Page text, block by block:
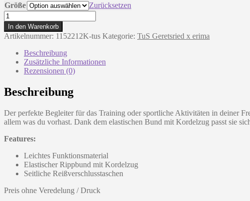
war:
€29,99
ist:
€21,99.
Größe
Zurücksetzen
erima:
Trainingsshort
-
Kids
Menge
In den Warenkorb
Artikelnummer: 1152212K-tus Kategorie: TuS Geretsried x erima
Beschreibung
Zusätzliche Informationen
Rezensionen (0)
Beschreibung
Der perfekte Begleiter für das Training oder sportliche Aktivitäten in deiner
allem was du vorhast. Dank dem elastischen Bund mit Kordelzug passt sie
Features:
Leichtes Funktionsmaterial
Elastischer Rippbund mit Kordelzug
Seitliche Reißverschlusstaschen
Preis ohne Veredelung / Druck